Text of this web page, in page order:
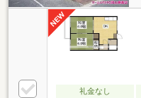
礼金なし